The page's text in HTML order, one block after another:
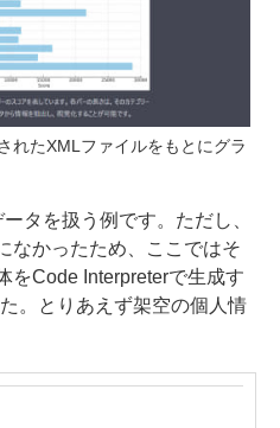
れたXMLファイルをもとにグラ
タを扱う例です。ただし、
なかったため、ここではそ
をCode Interpreterで生成す
。とりあえず架空の個人情